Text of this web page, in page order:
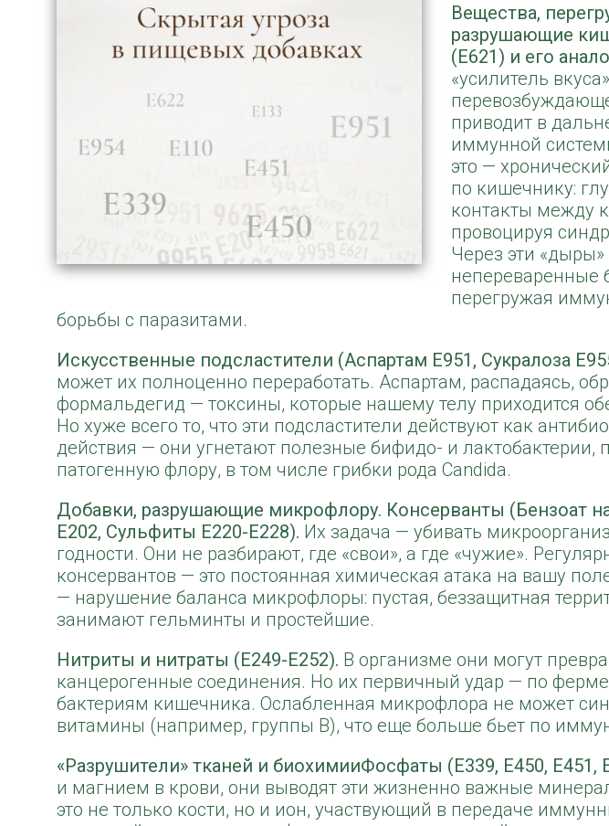
Вещества,
разрушающие
(E621) и его
«усилитель
приводит в
иммунной
это —
по кишечнику:
контакты между
провоцируя
Через эти
непереваренные
перегружая
борьбы с паразитами.
Искусственные подсластители (Аспартам E951, Сукралоза
может их полноценно переработать. Аспартам, распадаясь,
формальдегид — токсины, которые нашему телу приходится
Но хуже всего то, что эти подсластители действуют как
действия — они угнетают полезные бифидо- и лактобактерии,
патогенную флору, в том числе грибки рода Candida.
Добавки, разрушающие микрофлору. Консерванты (Бензоат
E202, Сульфиты E220-E228). Их задача — убивать
годности. Они не разбирают, где «свои», а где «чужие».
консервантов — это постоянная химическая атака на вашу
— нарушение баланса микрофлоры: пустая, беззащитная
занимают гельминты и простейшие.
Нитриты и нитраты (E249-E252). В организме они могут
канцерогенные соединения. Но их первичный удар — по
бактериям кишечника. Ослабленная микрофлора не может
витамины (например, группы B), что еще больше бьет по
«Разрушители» тканей и биохимииФосфаты (E339, E450, E451,
и магнием в крови, они выводят эти жизненно важные
это не только кости, но и ион, участвующий в передаче